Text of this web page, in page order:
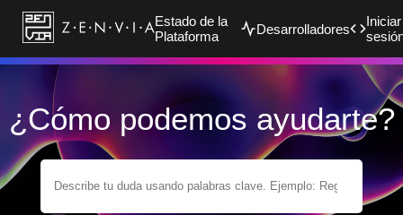
Estado de la
Plataforma
Desarrolladores
Iniciar
¿Cómo podemos ayudarte?